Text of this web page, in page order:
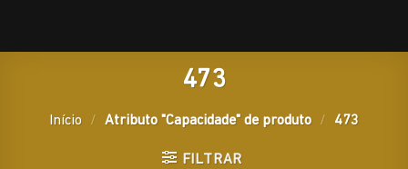
473
Início / Atributo "Capacidade" de produto / 473
FILTRAR